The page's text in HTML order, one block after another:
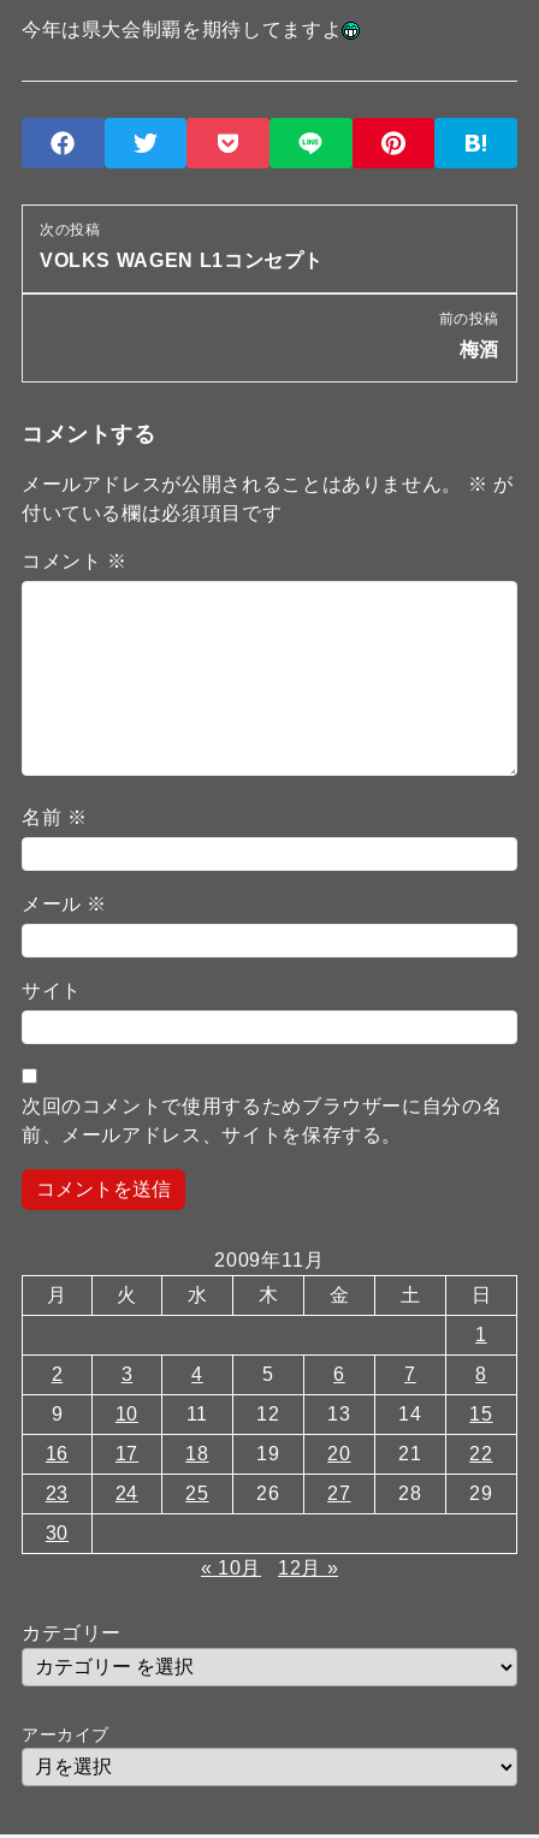
今年は県大会制覇を期待してますよ
次の投稿
VOLKS WAGEN L1コンセプト
前の投稿
梅酒
コメントする
メールアドレスが公開されることはありません。 ※ が
付いている欄は必須項目です
コメント ※
名前 ※
メール ※
サイト
次回のコメントで使用するためブラウザーに自分の名
前、メールアドレス、サイトを保存する。
2009年11月
月
火 水 木 金 土
日
1
2
3 4 5 6 7
8
9
10 11 12 13 14
15
16
17 18 19 20 21
22
23
24 25 26 27 28
29
30
« 10月
12月 »
カテゴリー
アーカイブ